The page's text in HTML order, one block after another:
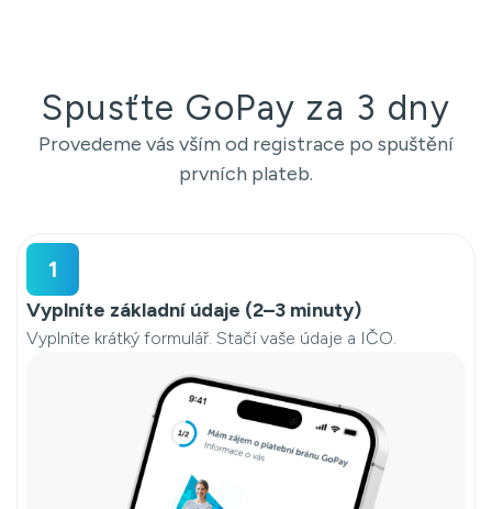
Spusťte GoPay za 3 dny
Provedeme vás vším od registrace po spuštění
prvních plateb.
1
Vyplníte základní údaje (2–3 minuty)
Vyplníte krátký formulář. Stačí vaše údaje a IČO.